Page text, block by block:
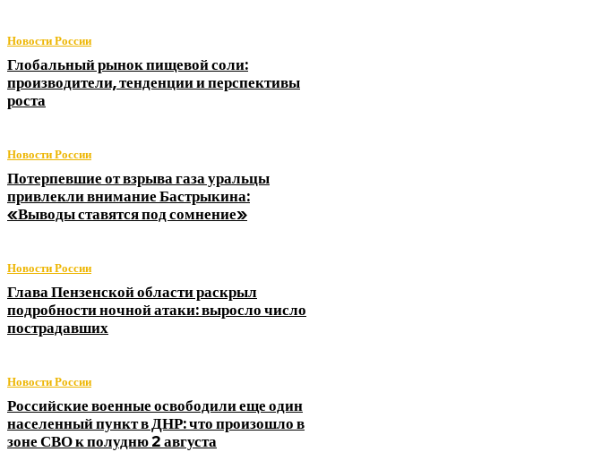
Новости России
Глобальный рынок пищевой соли:
производители, тенденции и перспективы
роста
Новости России
Потерпевшие от взрыва газа уральцы
привлекли внимание Бастрыкина:
«Выводы ставятся под сомнение»
Новости России
Глава Пензенской области раскрыл
подробности ночной атаки: выросло число
пострадавших
Новости России
Российские военные освободили еще один
населенный пункт в ДНР: что произошло в
зоне СВО к полудню 2 августа